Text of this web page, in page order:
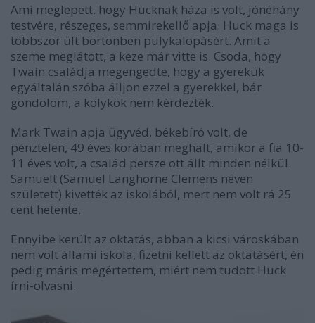
Ami meglepett, hogy Hucknak háza is volt, jónéhány
testvére, részeges, semmirekellő apja. Huck maga is
többször ült börtönben pulykalopásért. Amit a
szeme meglátott, a keze már vitte is. Csoda, hogy
Twain családja megengedte, hogy a gyerekük
egyáltalán szóba álljon ezzel a gyerekkel, bár
gondolom, a kölykök nem kérdezték.
Mark Twain apja ügyvéd, békebíró volt, de
pénztelen, 49 éves korában meghalt, amikor a fia 10-
11 éves volt, a család persze ott állt minden nélkül.
Samuelt (Samuel Langhorne Clemens néven
született) kivették az iskolából, mert nem volt rá 25
cent hetente.
Ennyibe került az oktatás, abban a kicsi városkában
nem volt állami iskola, fizetni kellett az oktatásért, én
pedig máris megértettem, miért nem tudott Huck
írni-olvasni.